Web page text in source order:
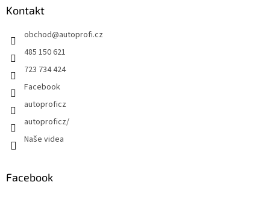
Kontakt
obchod@autoprofi.cz
485 150 621
723 734 424
Facebook
autoproficz
autoproficz/
Naše videa
Facebook